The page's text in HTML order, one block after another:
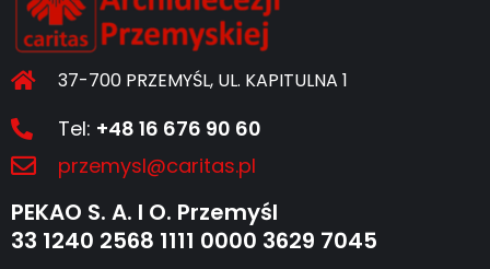
37-700 PRZEMYŚL, UL. KAPITULNA 1
Tel: +48 16 676 90 60
przemysl@caritas.pl
PEKAO S. A. I O. Przemyśl
33 1240 2568 1111 0000 3629 7045